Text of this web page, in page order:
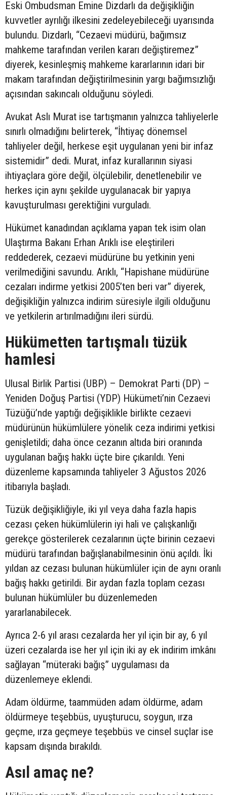
Eski Ombudsman Emine Dizdarlı da değişikliğin
kuvvetler ayrılığı ilkesini zedeleyebileceği uyarısında
bulundu. Dizdarlı, “Cezaevi müdürü, bağımsız
mahkeme tarafından verilen kararı değiştiremez”
diyerek, kesinleşmiş mahkeme kararlarının idari bir
makam tarafından değiştirilmesinin yargı bağımsızlığı
açısından sakıncalı olduğunu söyledi.
Avukat Aslı Murat ise tartışmanın yalnızca tahliyelerle
sınırlı olmadığını belirterek, “İhtiyaç dönemsel
tahliyeler değil, herkese eşit uygulanan yeni bir infaz
sistemidir” dedi. Murat, infaz kurallarının siyasi
ihtiyaçlara göre değil, ölçülebilir, denetlenebilir ve
herkes için aynı şekilde uygulanacak bir yapıya
kavuşturulması gerektiğini vurguladı.
Hükümet kanadından açıklama yapan tek isim olan
Ulaştırma Bakanı Erhan Arıklı ise eleştirileri
reddederek, cezaevi müdürüne bu yetkinin yeni
verilmediğini savundu. Arıklı, “Hapishane müdürüne
cezaları indirme yetkisi 2005’ten beri var” diyerek,
değişikliğin yalnızca indirim süresiyle ilgili olduğunu
ve yetkilerin artırılmadığını ileri sürdü.
Hükümetten tartışmalı tüzük
hamlesi
Ulusal Birlik Partisi (UBP) – Demokrat Parti (DP) –
Yeniden Doğuş Partisi (YDP) Hükümeti’nin Cezaevi
Tüzüğü’nde yaptığı değişiklikle birlikte cezaevi
müdürünün hükümlülere yönelik ceza indirimi yetkisi
genişletildi; daha önce cezanın altıda biri oranında
uygulanan bağış hakkı üçte bire çıkarıldı. Yeni
düzenleme kapsamında tahliyeler 3 Ağustos 2026
itibarıyla başladı.
Tüzük değişikliğiyle, iki yıl veya daha fazla hapis
cezası çeken hükümlülerin iyi hali ve çalışkanlığı
gerekçe gösterilerek cezalarının üçte birinin cezaevi
müdürü tarafından bağışlanabilmesinin önü açıldı. İki
yıldan az cezası bulunan hükümlüler için de aynı oranlı
bağış hakkı getirildi. Bir aydan fazla toplam cezası
bulunan hükümlüler bu düzenlemeden
yararlanabilecek.
Ayrıca 2-6 yıl arası cezalarda her yıl için bir ay, 6 yıl
üzeri cezalarda ise her yıl için iki ay ek indirim imkânı
sağlayan “müteraki bağış” uygulaması da
düzenlemeye eklendi.
Adam öldürme, taammüden adam öldürme, adam
öldürmeye teşebbüs, uyuşturucu, soygun, ırza
geçme, ırza geçmeye teşebbüs ve cinsel suçlar ise
kapsam dışında bırakıldı.
Asıl amaç ne?